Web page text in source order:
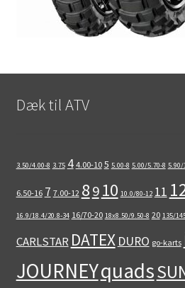
Dæk til ATV
3.50/4.00-8 3.75 4 4.00-10 5 5.00-8 5.00/5.70-8
6.50-16 7 7.00-12 89 10 10.0/80-12 11
16.9/18.4/20.8-34 16/70-20 18x8.50/9.50-8 20 135/
CARLSTAR DATEX DURO go-karts
JOURNEYquads